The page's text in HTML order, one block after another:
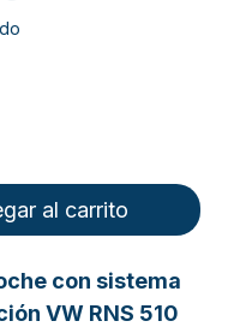
al carrito
con sistema
VW RNS 510